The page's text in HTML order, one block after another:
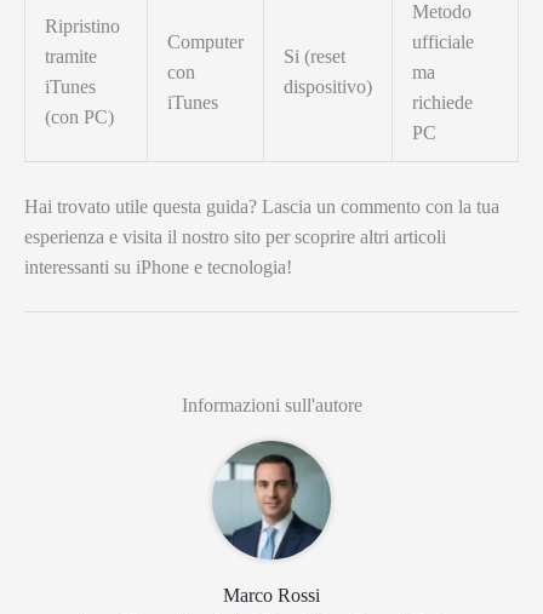
Ripristino
tramite
iTunes
(con PC)
Computer
con
iTunes
Si (reset
dispositivo)
Metodo
ufficiale
ma
richiede
PC
Hai trovato utile questa guida? Lascia un commento con la tua
esperienza e visita il nostro sito per scoprire altri articoli
interessanti su iPhone e tecnologia!
Informazioni sull'autore
Marco Rossi